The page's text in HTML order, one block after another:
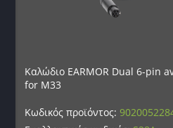
Καλώδιο EARMOR Dual 6-pin
for M33
Κωδικός προϊόντος: